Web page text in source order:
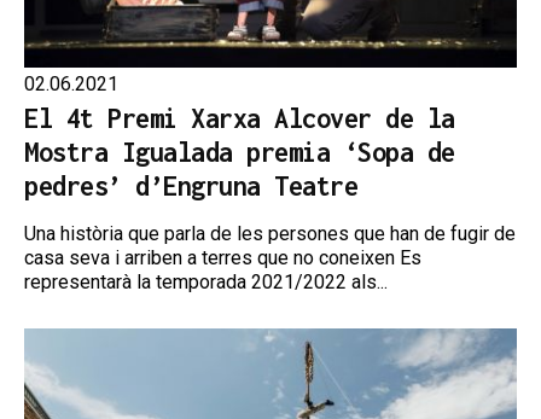
02.06.2021
El 4t Premi Xarxa Alcover de la
Mostra Igualada premia ‘Sopa de
pedres’ d’Engruna Teatre
Una història que parla de les persones que han de fugir de
casa seva i arriben a terres que no coneixen Es
representarà la temporada 2021/2022 als...